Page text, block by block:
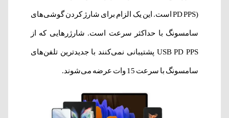
PD PPS) است. این یک الزام برای شارژ کردن گوشی‌های
سامسونگ با حداکثر سرعت است. شارژرهایی که از
USB PD PPS پشتیبانی نمی‌کنند با جدیدترین تلفن‌های
سامسونگ با سرعت 15 وات عرضه می‌شوند.